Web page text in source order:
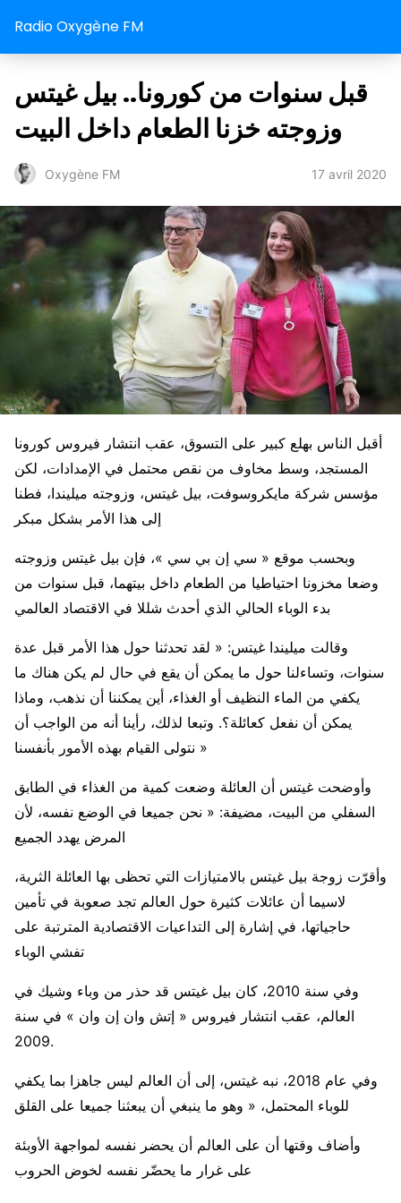
Radio Oxygène FM
قبل سنوات من كورونا.. بيل غيتس
وزوجته خزنا الطعام داخل البيت
Oxygène FM 17 avril 2020
أقبل الناس بهلع كبير على التسوق، عقب انتشار فيروس كورونا
المستجد، وسط مخاوف من نقص محتمل في الإمدادات، لكن
مؤسس شركة مايكروسوفت، بيل غيتس، وزوجته ميليندا، فطنا
إلى هذا الأمر بشكل مبكر
وبحسب موقع « سي إن بي سي »، فإن بيل غيتس وزوجته
وضعا مخزونا احتياطيا من الطعام داخل بيتهما، قبل سنوات من
بدء الوباء الحالي الذي أحدث شللا في الاقتصاد العالمي
وقالت ميليندا غيتس: « لقد تحدثنا حول هذا الأمر قبل عدة
سنوات، وتساءلنا حول ما يمكن أن يقع في حال لم يكن هناك ما
يكفي من الماء النظيف أو الغذاء، أين يمكننا أن نذهب، وماذا
يمكن أن نفعل كعائلة؟. وتبعا لذلك، رأينا أنه من الواجب أن
نتولى القيام بهذه الأمور بأنفسنا »
وأوضحت غيتس أن العائلة وضعت كمية من الغذاء في الطابق
السفلي من البيت، مضيفة: « نحن جميعا في الوضع نفسه، لأن
المرض يهدد الجميع
وأقرّت زوجة بيل غيتس بالامتيازات التي تحظى بها العائلة الثرية،
لاسيما أن عائلات كثيرة حول العالم تجد صعوبة في تأمين
حاجياتها، في إشارة إلى التداعيات الاقتصادية المترتبة على
تفشي الوباء
وفي سنة 2010، كان بيل غيتس قد حذر من وباء وشيك في
العالم، عقب انتشار فيروس « إتش وان إن وان » في سنة
2009.
وفي عام 2018، نبه غيتس، إلى أن العالم ليس جاهزا بما يكفي
للوباء المحتمل، « وهو ما ينبغي أن يبعثنا جميعا على القلق
وأضاف وقتها أن على العالم أن يحضر نفسه لمواجهة الأوبئة
على غرار ما يحضّر نفسه لخوض الحروب